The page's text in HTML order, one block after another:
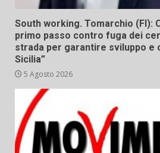
South working. Tomarchio (FI):
primo passo contro fuga dei
strada per garantire sviluppo e
Sicilia”
5 Agosto 2026